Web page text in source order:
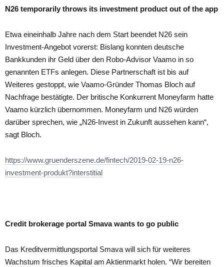
N26 temporarily throws its investment product out of the app
Etwa eineinhalb Jahre nach dem Start beendet N26 sein
Investment-Angebot vorerst: Bislang konnten deutsche
Bankkunden ihr Geld über den Robo-Advisor Vaamo in so
genannten ETFs anlegen. Diese Partnerschaft ist bis auf
Weiteres gestoppt, wie Vaamo-Gründer Thomas Bloch auf
Nachfrage bestätigte. Der britische Konkurrent Moneyfarm hatte
Vaamo kürzlich übernommen. Moneyfarm und N26 würden
darüber sprechen, wie „N26-Invest in Zukunft aussehen kann“,
sagt Bloch.
https://www.gruenderszene.de/fintech/2019-02-19-n26-
investment-produkt?interstitial
Credit brokerage portal Smava wants to go public
Das Kreditvermittlungsportal Smava will sich für weiteres
Wachstum frisches Kapital am Aktienmarkt holen. “Wir bereiten